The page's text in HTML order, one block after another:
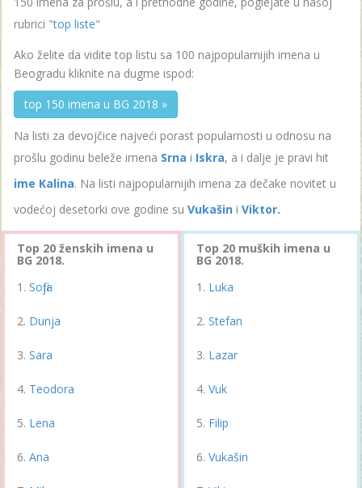
rubrici "top liste"
Ako želite da vidite top listu sa 100 najpopularnijih imena u
Beogradu kliknite na dugme ispod:
top 150 imena u BG 2018 »
Na listi za devojčice najveći porast popularnosti u odnosu na
prošlu godinu beleže imena Srna i Iskra, a i dalje je pravi hit
ime Kalina. Na listi najpopularnijih imena za dečake novitet u
vodećoj desetorki ove godine su Vukašin i Viktor.
Top 20 ženskih imena u
BG 2018.
Sofija
Dunja
Sara
Teodora
Lena
Ana
Top 20 muških imena u
BG 2018.
Luka
Stefan
Lazar
Vuk
Filip
Vukašin